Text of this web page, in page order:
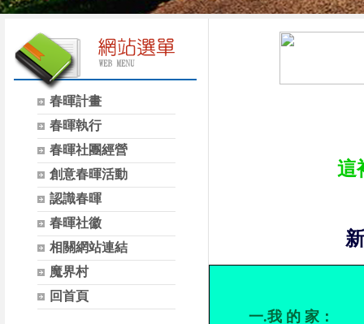
春暉計畫
春暉執行
春暉社團經營
創意春暉活動
認識春暉
春暉社徽
相關網站連結
魔界村
回首頁
這
一.我 的 家：